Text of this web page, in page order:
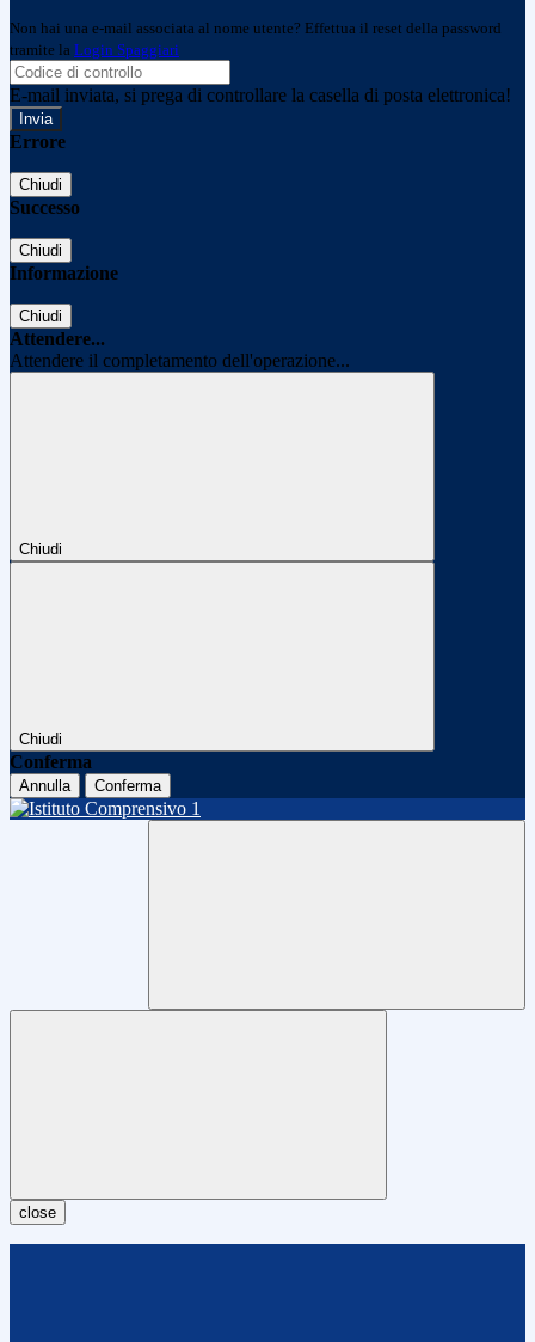
Non hai una e-mail associata al nome utente? Effettua il reset della password
tramite la Login Spaggiari
E-mail inviata, si prega di controllare la casella di posta elettronica!
Errore
Chiudi
Successo
Chiudi
Informazione
Chiudi
Attendere...
Attendere il completamento dell'operazione...
Chiudi
Chiudi
Conferma
Annulla Conferma
close